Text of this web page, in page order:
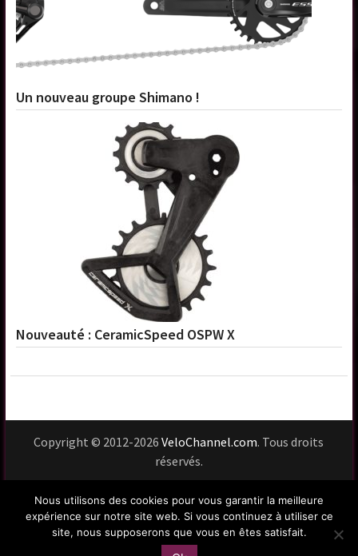
Un nouveau groupe Shimano !
Nouveauté : CeramicSpeed OSPW X
Copyright © 2012-2026VeloChannel.com. Tous droits
réservés.
Contact
Le Velo At Large !
Nous utilisons des cookies pour vous garantir la meilleure
expérience sur notre site web. Si vous continuez à utiliser ce
site, nous supposerons que vous en êtes satisfait.